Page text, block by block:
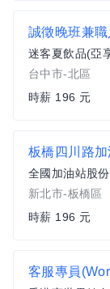
誠徵晚班兼
迷客夏飲品(亞
台中市-北區
時薪 196 元
板橋四川路
全國加油站股
新北市-板橋區
時薪 196 元
客服專員